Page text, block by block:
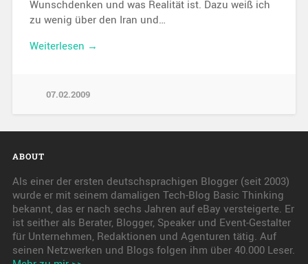
Wunschdenken und was Realität ist. Dazu weiß ich
zu wenig über den Iran und…
Weiterlesen →
07.02.2009
ABOUT
Als einer der ersten deutschsprachigen Blogger (seit 2003)
wurde er mit seinem damaligen Tech-Blog Basic Thinking
bekannt, das er nach sechs Jahren auf eBay versteigerte. Er
ist seither als Berater, Blogger, Speaker und Event-Gestalter
für Unternehmen, Redaktionen und Agenturen tätig. Auf
seinen Netzwerken und Blogs folgen ihm über 40.000 Leser.